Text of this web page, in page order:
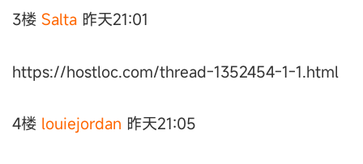
3楼 Salta 昨天21:01
https://hostloc.com/thread-1352454-1-1.html
4楼 louiejordan 昨天21:05